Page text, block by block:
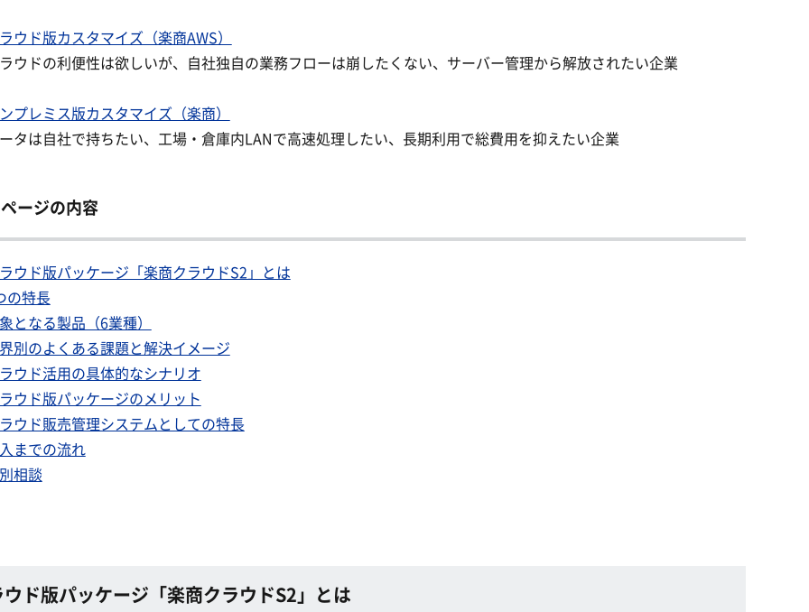
ウド版カスタマイズ（楽商AWS）
ウドの利便性は欲しいが、自社独自の業務フローは崩したくない、サーバー管理から解放されたい企業
プレミス版カスタマイズ（楽商）
タは自社で持ちたい、工場・倉庫内LANで高速処理したい、長期利用で総費用を抑えたい企業
ージの内容
ウド版パッケージ「楽商クラウドS2」とは
の特長
となる製品（6業種）
別のよくある課題と解決イメージ
ウド活用の具体的なシナリオ
ウド版パッケージのメリット
ウド販売管理システムとしての特長
までの流れ
相談
ド版パッケージ「楽商クラウドS2」とは